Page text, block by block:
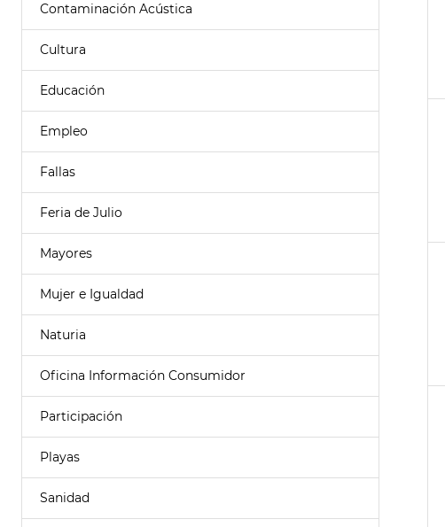
Contaminación Acústica
Cultura
Educación
Empleo
Fallas
Feria de Julio
Mayores
Mujer e Igualdad
Naturia
Oficina Información Consumidor
Participación
Playas
Sanidad